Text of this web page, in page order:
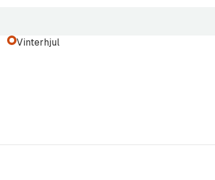
speil med minne
Vinterhjul